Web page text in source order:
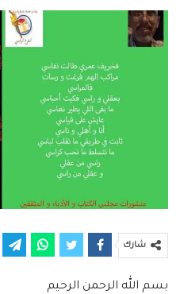
شارك
بسم الله الرحمن الرحيم